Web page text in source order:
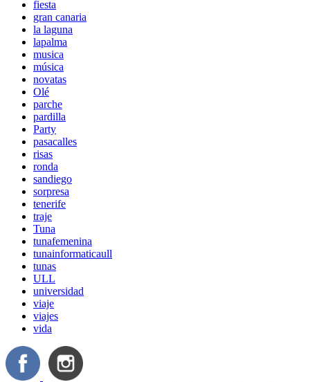
fiesta
gran canaria
la laguna
lapalma
musica
música
novatas
Olé
parche
pardilla
Party
pasacalles
risas
ronda
sandiego
sorpresa
tenerife
traje
Tuna
tunafemenina
tunainformaticaull
tunas
ULL
universidad
viaje
viajes
vida